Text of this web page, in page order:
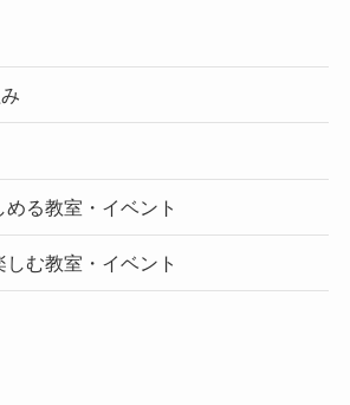
める教室・イベント
む教室・イベント